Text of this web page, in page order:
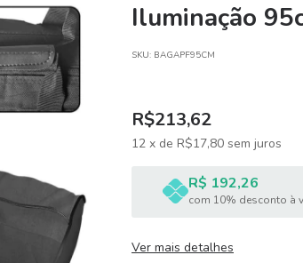
Iluminação
SKU: BAGAPF95CM
R$213,62
12 x de R$17,80 sem juros
R$ 192,26
com 10% desconto à
Ver mais detalhes